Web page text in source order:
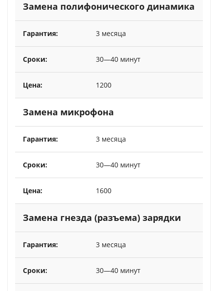
Замена полифонического динамика
3 месяца
30—40 минут
1200
Замена микрофона
3 месяца
30—40 минут
1600
Замена гнезда (разъема) зарядки
3 месяца
30—40 минут